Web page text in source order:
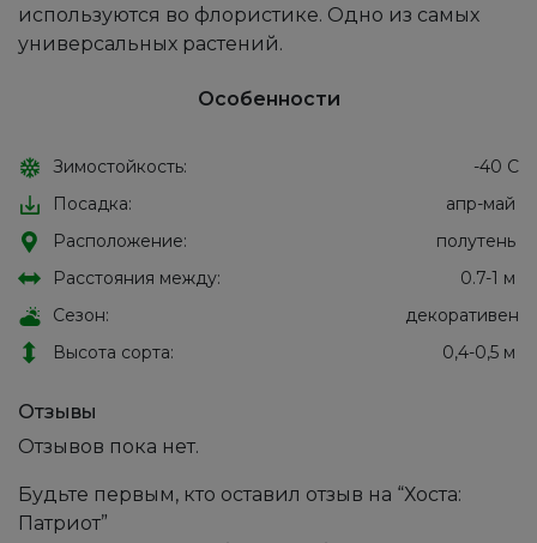
используются во флористике. Одно из самых
универсальных растений.
Особенности
Зимостойкость:
-40 С
Посадка:
апр-май
Расположение:
полутень
Расстояния между:
0.7-1 м
Сезон:
декоративен
Высота сорта:
0,4-0,5 м
Отзывы
Отзывов пока нет.
Будьте первым, кто оставил отзыв на “Хоста:
Патриот”